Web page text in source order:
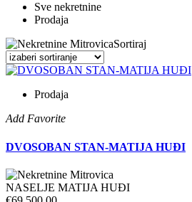
Sve nekretnine
Prodaja
Sortiraj
Prodaja
Add Favorite
DVOSOBAN STAN-MATIJA HUĐI
NASELJE MATIJA HUĐI